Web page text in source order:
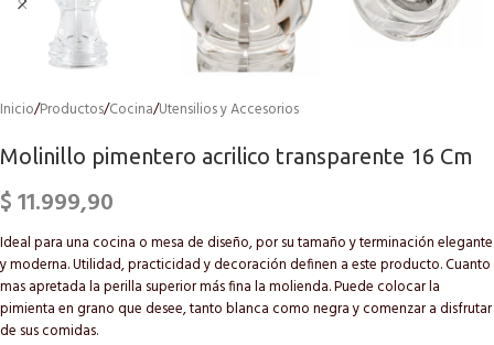
Inicio/Productos/Cocina/Utensilios y Accesorios
Molinillo pimentero acrilico transparente 16 Cm
$11.999,90
Ideal para una cocina o mesa de diseño, por su tamaño y terminación elegante
y moderna. Utilidad, practicidad y decoración definen a este producto. Cuanto
mas apretada la perilla superior más fina la molienda. Puede colocar la
pimienta en grano que desee, tanto blanca como negra y comenzar a disfrutar
de sus comidas.